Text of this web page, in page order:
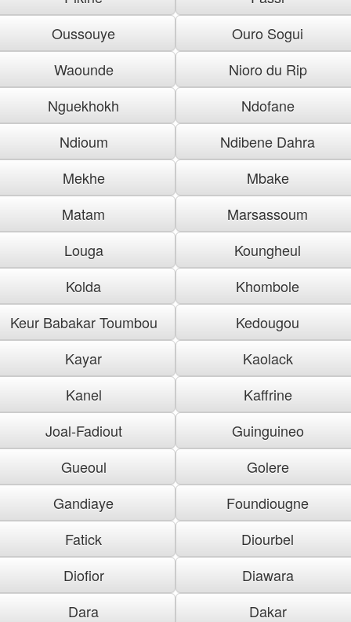
Oussouye
Ouro Sogui
Waounde
Nioro du Rip
Nguekhokh
Ndofane
Ndioum
Ndibene Dahra
Mekhe
Mbake
Matam
Marsassoum
Louga
Koungheul
Kolda
Khombole
Keur Babakar Toumbou
Kedougou
Kayar
Kaolack
Kanel
Kaffrine
Joal-Fadiout
Guinguineo
Gueoul
Golere
Gandiaye
Foundiougne
Fatick
Diourbel
Diofior
Diawara
Dara
Dakar